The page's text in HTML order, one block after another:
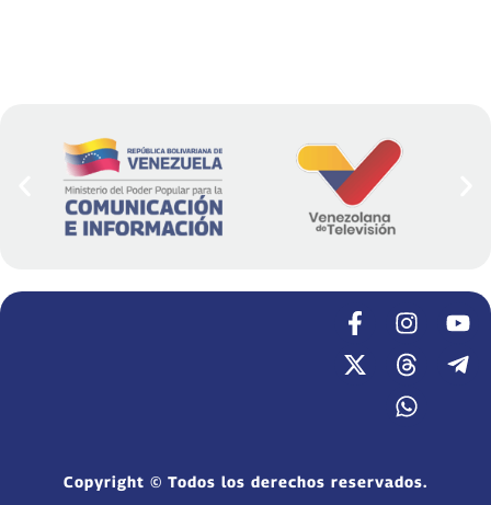
Copyright © Todos los derechos reservados.